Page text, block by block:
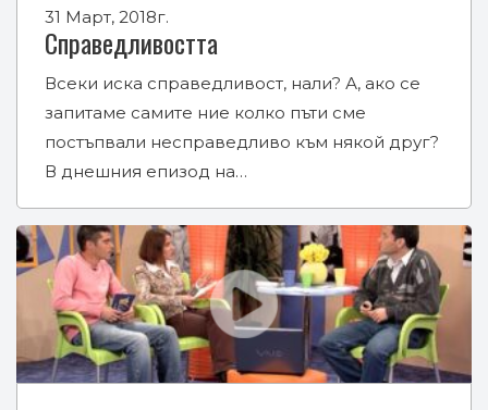
31 Март, 2018г.
Справедливостта
Всеки иска справедливост, нали? А, ако се
запитаме самите ние колко пъти сме
постъпвали несправедливо към някой друг?
В днешния епизод на…